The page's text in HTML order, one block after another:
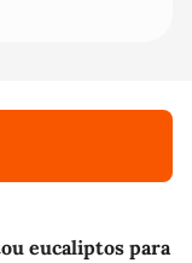
eucaliptos para